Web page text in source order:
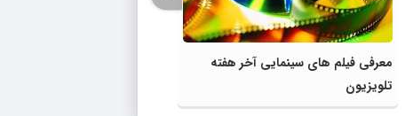
معرفی فیلم های سینمایی آخر هفته
تلویزیون